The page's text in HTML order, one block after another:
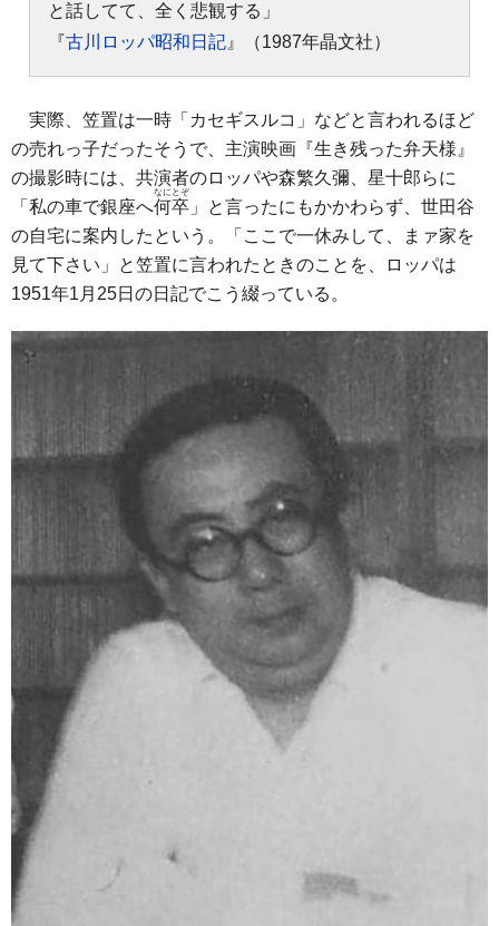
と話してて、全く悲観する」
『古川ロッパ昭和日記 』（1987年晶文社）
実際、笠置は一時「カセギスルコ」などと言われるほど
の売れっ子だったそうで、主演映画『生き残った弁天様』
の撮影時には、共演者のロッパや森繁久彌、星十郎らに
「私の車で銀座へ何卒
なにとぞ
」と言ったにもかかわらず、世田谷
の自宅に案内したという。「ここで一休みして、まァ家を
見て下さい」と笠置に言われたときのことを、ロッパは
1951年1月25日の日記でこう綴っている。